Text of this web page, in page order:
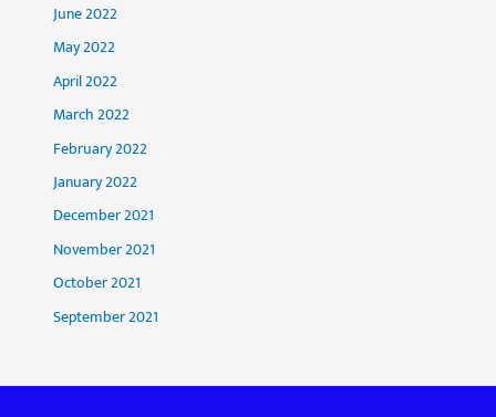
June 2022
May 2022
April 2022
March 2022
February 2022
January 2022
December 2021
November 2021
October 2021
September 2021